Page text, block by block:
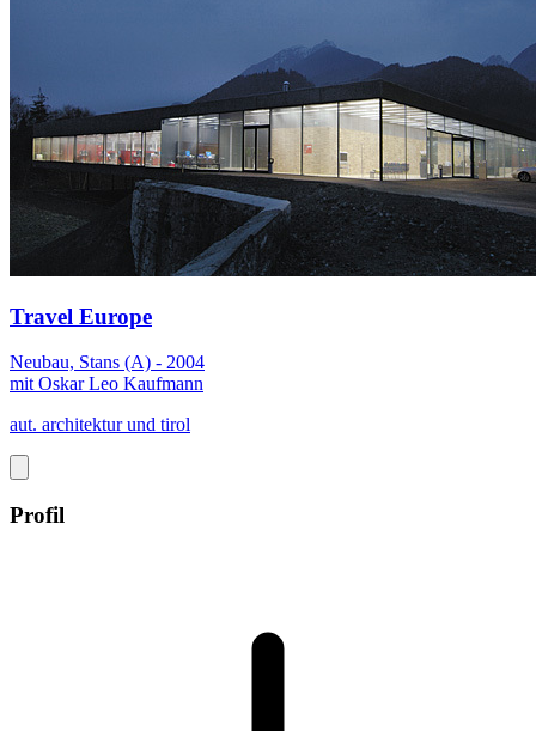
Travel Europe
Neubau, Stans (A) - 2004
mit Oskar Leo Kaufmann
aut. architektur und tirol
Profil